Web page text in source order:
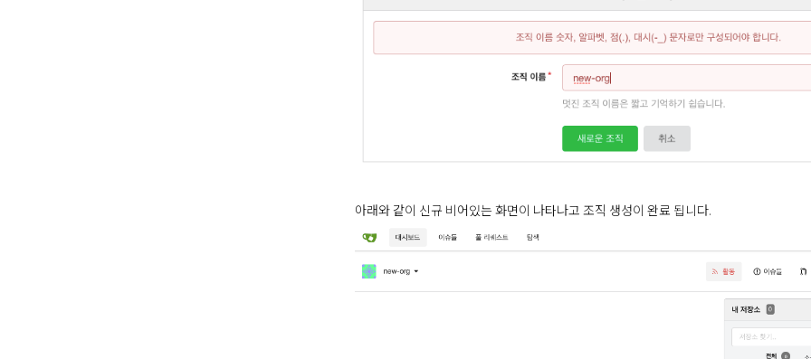
아래와 같이 신규 비어있는 화면이 나타나고 조직 생성이 완료 됩니다.